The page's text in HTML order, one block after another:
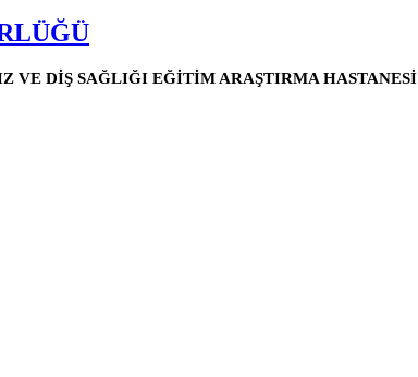
VE DİŞ SAĞLIĞI EĞİTİM ARAŞTIRMA HASTANESİ